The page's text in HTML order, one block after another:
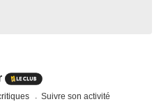
Suivre son activité